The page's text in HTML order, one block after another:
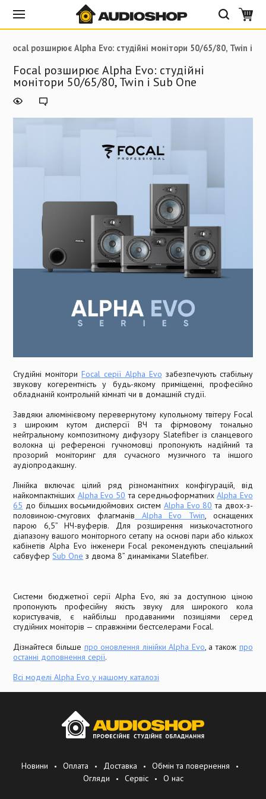
Focal розширює Alpha Evo: студійні монітори 50/65/80, Twin і
Focal розширює Alpha Evo: студійні
монітори 50/65/80, Twin і Sub One
Студійні моніториFocal серії Alpha Evo забезпечують стабільну
звукову когерентність у будь-якому приміщенні, професійно
обладнаній контрольній кімнаті чи в домашній студії.
Завдяки алюмінієвому перевернутому купольному твітеру Focal
з широким кутом дисперсії ВЧ та фірмовому тонально
нейтральному композитному дифузору Slatefiber із сланцевого
волокна ці референсні гучномовці пропонують надійний та
прозорий моніторинг для сучасного музичного та іншого
аудіопродакшну.
Лінійка включає цілий ряд різноманітних конфігурацій, від
найкомпактніших Alpha Evo 50 та середньоформатнихAlpha Evo
65 до більших восьмидюймових систем Alpha Evo 80 та двох-з-
половиною-смугових флагманів Alpha Evo Twin, оснащених
парою 6,5” НЧ-вуферів. Для розширення низькочастотного
діапазону вашого моніторного сетапу на основі пари або кількох
кабінетів Alpha Evo інженери Focal рекомендують спеціальний
сабвуферSub One з двома 8” динаміками Slatefiber.
Системи бюджетної серії Alpha Evo, які за доступною ціною
пропонують професійну якість звуку для широкого кола
користувачів, є найбільш продаваними позиціями серед
студійних моніторів — справжніми бестселерами Focal.
Дізнайтеся більше про оновлення лінійки Alpha Evo, а також про
останні доповнення серії.
Всі моделі Alpha Evo у нашому каталозі
Новини Оплата Доставка
Обмін та повернення
Огляди
Сервіс О нас